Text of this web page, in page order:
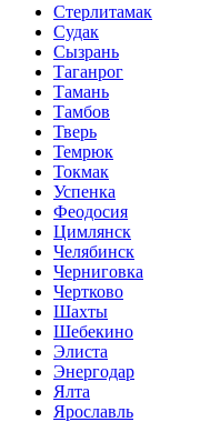
Стерлитамак
Судак
Сызрань
Таганрог
Тамань
Тамбов
Тверь
Темрюк
Токмак
Успенка
Феодосия
Цимлянск
Челябинск
Черниговка
Чертково
Шахты
Шебекино
Элиста
Энергодар
Ялта
Ярославль